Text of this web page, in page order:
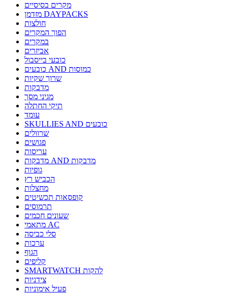
מקרים בסיסיים
מזדמן DAYPACKS
חולצות
הפוך המקרים
במקרים
אביזרים
כובעי בייסבול
כובעים AND כמוסות
שרוך שקיות
מדבקות
מגיני מסך
תיקי החתלה
עומד
SKULLIES AND כובעים
שרוולים
פגושים
עריסות
מדבקות AND מדבקות
גופיות
הכביש רץ
מחצלות
קופסאות תכשיטים
תרמוסים
שעונים חכמים
מתאמי AC
סלי כביסה
ערכות
הגוף
קליפים
SMARTWATCH להקות
צידניות
פעיל אימוניות